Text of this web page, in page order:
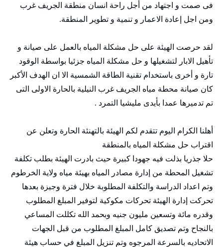
فى صمت و اجتهاد من أجل راحة انسان منطقة الجريف غرب
ومن اجل إعادة الاعمار و تنمية و تطوير المنطقة.
لقد حرصت الهيئة على حل مشكلة المياه بالعمل على صيانة و
تأهيل الابار لتشغيلها و حل مشكلة المياه جزئيا بواسطة الوقود
تارة و أخرى باستخدام تقنية الطاقة الشمسية الا ان الهدف الأكبر
كان صيانة محطة مياه الجريف غرب النيلية بالحارة الاولى التى
تم تدميرها عمدا بأيدى مليشيا التمرد .
أهلنا الكرام اليوم تتقدم لكم الهيئة بالتهنئة الحارة وتعلن عن
اقتراب حل مشكلة المياه بالمنطقة
حلا جذريا بذلت فيه جهودا كبيرة حيث بادرت الهيئة بطلب تكلفة
تشغيل المحطة من إدارة مصادر المياه بهيئة مياه ولاية الخرطوم
وتم اعداد الدراسة والتكلفة المطلوبة خلال فترة وجيزة بعدها
تحركت إدارة الهيئة تحركات مكوكية لتوفير المبلغ المطلوب
وقدره مائة وتسعين مليون جنيه وبحمد الله تكللت المساعي
بالنجاح وتم تصديق كامل المبلغ المطلوب من قبل الجهات
الاتحاديه بالسرعة المرجوه وتم تنزيل المبلغ في حساب هيئة